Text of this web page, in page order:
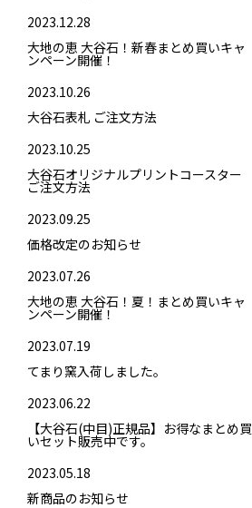
2023.12.28
大地の恵 大谷石！新春まとめ買いキャ
ンペーン開催！
2023.10.26
大谷石表札 ご注文方法
2023.10.25
大谷石オリジナルプリントコースター
ご注文方法
2023.09.25
価格改定のお知らせ
2023.07.26
大地の恵 大谷石！夏！まとめ買いキャ
ンペーン開催！
2023.07.19
てまり窯入荷しました。
2023.06.22
【大谷石(中目)正規品】お得なまとめ買
いセット販売中です。
2023.05.18
新商品のお知らせ